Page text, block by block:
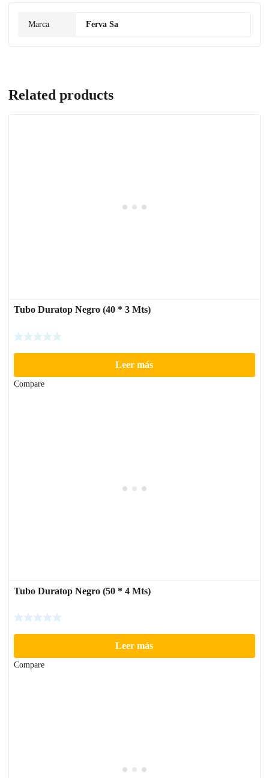
Marca Ferva Sa
Related products
Tubo Duratop Negro (40 * 3 Mts)
Leer más
Compare
Tubo Duratop Negro (50 * 4 Mts)
Leer más
Compare